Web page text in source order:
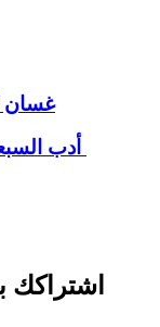
غسان
اشتراكك